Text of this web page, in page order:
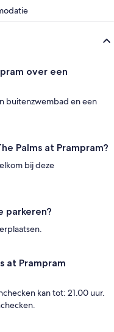
over een
buitenzwembad en een
Palms at Prampram?
bij deze
parkeren?
at Prampram
kan tot: 21.00 uur.